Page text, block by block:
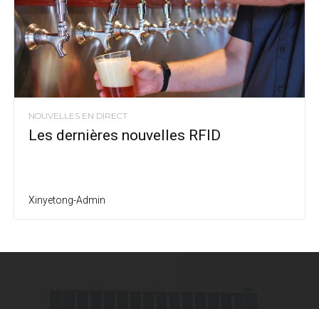
NOUVELLES EN DIRECT
Les dernières nouvelles RFID
Xinyetong-Admin